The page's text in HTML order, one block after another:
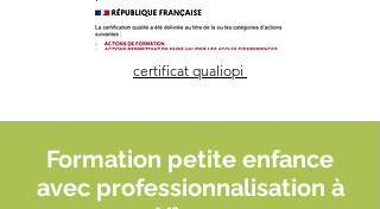
certificat qualiopi
Formation petite enfance
avec professionnalisation à